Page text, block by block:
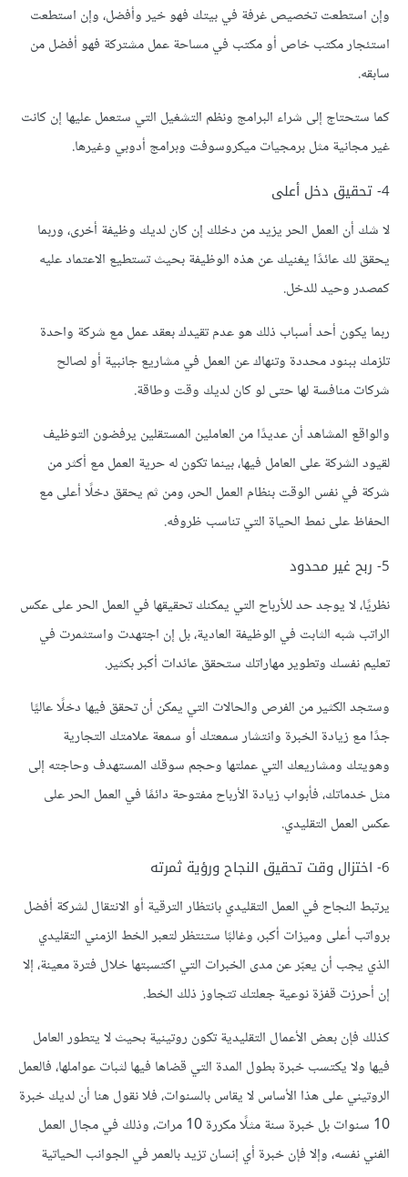
وإن استطعت تخصيص غرفة في بيتك فهو خير وأفضل، وإن استطعت
استئجار مكتب خاص أو مكتب في مساحة عمل مشتركة فهو أفضل من
سابقه.
كما ستحتاج إلى شراء البرامج ونظم التشغيل التي ستعمل عليها إن كانت
غير مجانية مثل برمجيات ميكروسوفت وبرامج أدوبي وغيرها.
4- تحقيق دخل أعلى
لا شك أن العمل الحر يزيد من دخلك إن كان لديك وظيفة أخرى، وربما
يحقق لك عائدًا يغنيك عن هذه الوظيفة بحيث تستطيع الاعتماد عليه
كمصدر وحيد للدخل.
ربما يكون أحد أسباب ذلك هو عدم تقيدك بعقد عمل مع شركة واحدة
تلزمك ببنود محددة وتنهاك عن العمل في مشاريع جانبية أو لصالح
شركات منافسة لها حتى لو كان لديك وقت وطاقة.
والواقع المشاهد أن عديدًا من العاملين المستقلين يرفضون التوظيف
لقيود الشركة على العامل فيها، بينما تكون له حرية العمل مع أكثر من
شركة في نفس الوقت بنظام العمل الحر، ومن ثم يحقق دخلًا أعلى مع
الحفاظ على نمط الحياة التي تناسب ظروفه.
5- ربح غير محدود
نظريًا، لا يوجد حد للأرباح التي يمكنك تحقيقها في العمل الحر على عكس
الراتب شبه الثابت في الوظيفة العادية، بل إن اجتهدت واستثمرت في
تعليم نفسك وتطوير مهاراتك ستحقق عائدات أكبر بكثير.
وستجد الكثير من الفرص والحالات التي يمكن أن تحقق فيها دخلًا عاليًا
جدًا مع زيادة الخبرة وانتشار سمعتك أو سمعة علامتك التجارية
وهويتك ومشاريعك التي عملتها وحجم سوقك المستهدف وحاجته إلى
مثل خدماتك، فأبواب زيادة الأرباح مفتوحة دائمًا في العمل الحر على
عكس العمل التقليدي.
6- اختزال وقت تحقيق النجاح ورؤية ثمرته
يرتبط النجاح في العمل التقليدي بانتظار الترقية أو الانتقال لشركة أفضل
برواتب أعلى وميزات أكبر، وغالبًا ستنتظر لتعبر الخط الزمني التقليدي
الذي يجب أن يعبّر عن مدى الخبرات التي اكتسبتها خلال فترة معينة، إلا
إن أحرزت قفزة نوعية جعلتك تتجاوز ذلك الخط.
كذلك فإن بعض الأعمال التقليدية تكون روتينية بحيث لا يتطور العامل
فيها ولا يكتسب خبرة بطول المدة التي قضاها فيها لثبات عواملها، فالعمل
الروتيني على هذا الأساس لا يقاس بالسنوات، فلا نقول هنا أن لديك خبرة
10 سنوات بل خبرة سنة مثلًا مكررة 10 مرات، وذلك في مجال العمل
الفني نفسه، وإلا فإن خبرة أي إنسان تزيد بالعمر في الجوانب الحياتية